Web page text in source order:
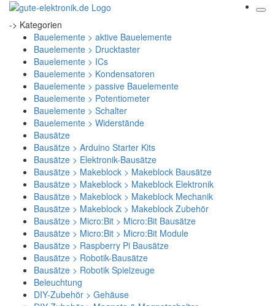
-> Kategorien
Bauelemente > aktive Bauelemente
Bauelemente > Drucktaster
Bauelemente > ICs
Bauelemente > Kondensatoren
Bauelemente > passive Bauelemente
Bauelemente > Potentiometer
Bauelemente > Schalter
Bauelemente > Widerstände
Bausätze
Bausätze > Arduino Starter Kits
Bausätze > Elektronik-Bausätze
Bausätze > Makeblock > Makeblock Bausätze
Bausätze > Makeblock > Makeblock Elektronik
Bausätze > Makeblock > Makeblock Mechanik
Bausätze > Makeblock > Makeblock Zubehör
Bausätze > Micro:Bit > Micro:Bit Bausätze
Bausätze > Micro:Bit > Micro:Bit Module
Bausätze > Raspberry Pi Bausätze
Bausätze > Robotik-Bausätze
Bausätze > Robotik Spielzeuge
Beleuchtung
DIY-Zubehör > Gehäuse